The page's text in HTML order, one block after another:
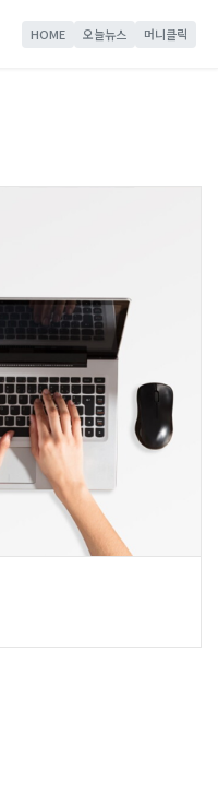
HOME 오늘뉴스 머니클릭